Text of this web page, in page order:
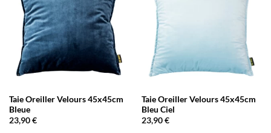
Taie Oreiller Velours 45x45cm
Bleue
23,90€
Taie Oreiller Velours 45x45cm
Bleu Ciel
23,90€